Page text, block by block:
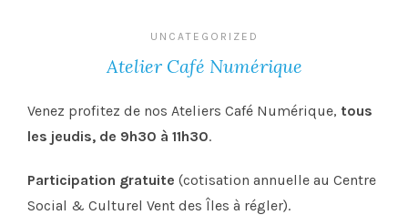
UNCATEGORIZED
Atelier Café Numérique
Venez profitez de nos Ateliers Café Numérique, tous
les jeudis, de 9h30 à 11h30.
Participation gratuite (cotisation annuelle au Centre
Social & Culturel Vent des Îles à régler).